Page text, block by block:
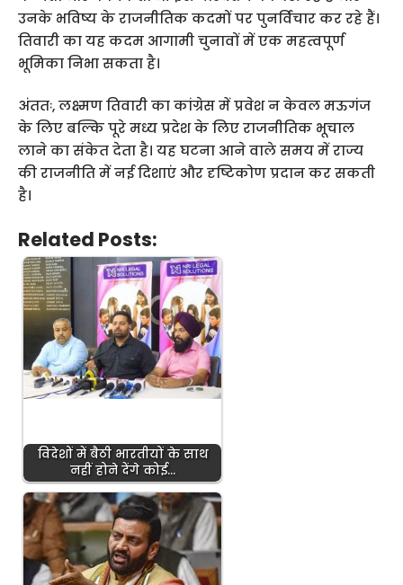
उनके भविष्य के राजनीतिक कदमों पर पुनर्विचार कर रहे हैं।
तिवारी का यह कदम आगामी चुनावों में एक महत्वपूर्ण
भूमिका निभा सकता है।
अंततः, लक्ष्मण तिवारी का कांग्रेस में प्रवेश न केवल मऊगंज
के लिए बल्कि पूरे मध्य प्रदेश के लिए राजनीतिक भूचाल
लाने का संकेत देता है। यह घटना आने वाले समय में राज्य
की राजनीति में नई दिशाएं और दृष्टिकोण प्रदान कर सकती
है।
Related Posts:
विदेशों में बैठी भारतीयों के साथ
नहीं होने देंगे कोई…